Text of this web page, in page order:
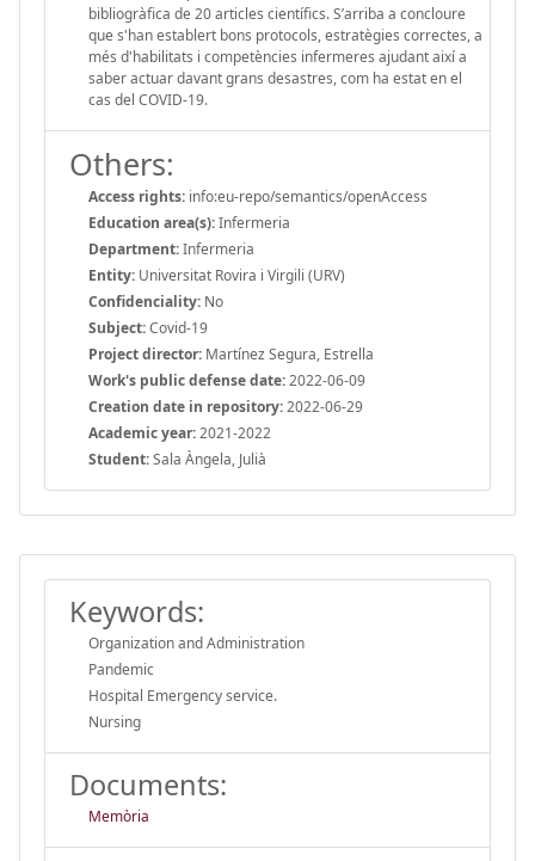
bibliogràfica de 20 articles científics. S’arriba a concloure
que s'han establert bons protocols, estratègies correctes, a
més d'habilitats i competències infermeres ajudant així a
saber actuar davant grans desastres, com ha estat en el
cas del COVID-19.
Others:
Access rights: info:eu-repo/semantics/openAccess
Education area(s):Infermeria
Department:Infermeria
Entity: Universitat Rovira i Virgili (URV)
Confidenciality: No
Subject:Covid-19
Project director: Martínez Segura, Estrella
Work's public defense date:2022-06-09
Creation date in repository:2022-06-29
Academic year:2021-2022
Student:Sala Àngela, Julià
Keywords:
Organization and Administration
Pandemic
Hospital Emergency service.
Nursing
Documents:
Memòria